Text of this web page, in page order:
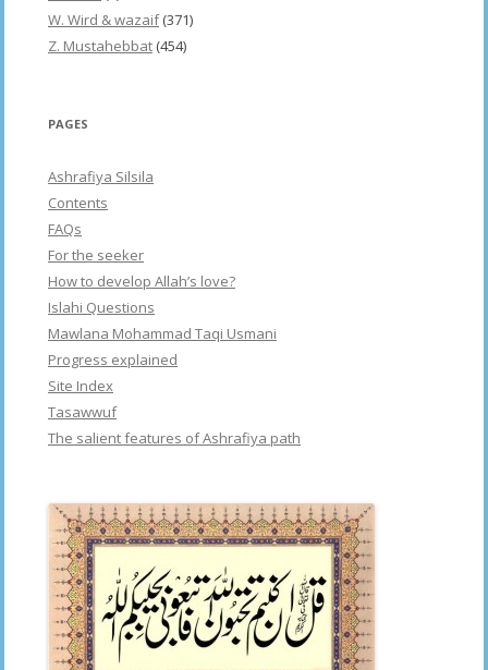
W. Wird & wazaif(371)
Z. Mustahebbat (454)
PAGES
Ashrafiya Silsila
Contents
FAQs
For the seeker
How to develop Allah’s love?
Islahi Questions
Mawlana Mohammad Taqi Usmani
Progress explained
Site Index
Tasawwuf
The salient features of Ashrafiya path